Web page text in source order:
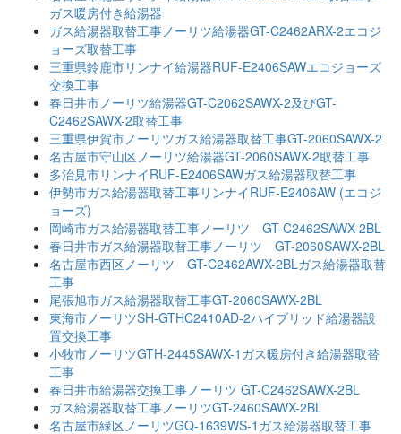
ガス暖房付き給湯器
ガス給湯器取替工事ノーリツ給湯器GT-C2462ARX-2エコジ
ョーズ取替工事
三重県鈴鹿市リンナイ給湯器RUF-E2406SAWエコジョーズ
交換工事
春日井市ノーリツ給湯器GT-C2062SAWX-2及びGT-
C2462SAWX-2取替工事
三重県伊賀市ノーリツガス給湯器取替工事GT-2060SAWX-2
名古屋市守山区ノーリツ給湯器GT-2060SAWX-2取替工事
多治見市リンナイRUF-E2406SAWガス給湯器取替工事
伊勢市ガス給湯器取替工事リンナイRUF-E2406AW (エコジ
ョーズ)
岡崎市ガス給湯器取替工事ノーリツ GT-C2462SAWX-2BL
春日井市ガス給湯器取替工事ノーリツ GT-2060SAWX-2BL
名古屋市西区ノーリツ GT-C2462AWX-2BLガス給湯器取替
工事
尾張旭市ガス給湯器取替工事GT-2060SAWX-2BL
東海市ノーリツSH-GTHC2410AD-2ハイブリッド給湯器設
置交換工事
小牧市ノーリツGTH-2445SAWX-1ガス暖房付き給湯器取替
工事
春日井市給湯器交換工事ノーリツ GT-C2462SAWX-2BL
ガス給湯器取替工事ノーリツGT-2460SAWX-2BL
名古屋市緑区ノーリツGQ-1639WS-1ガス給湯器取替工事